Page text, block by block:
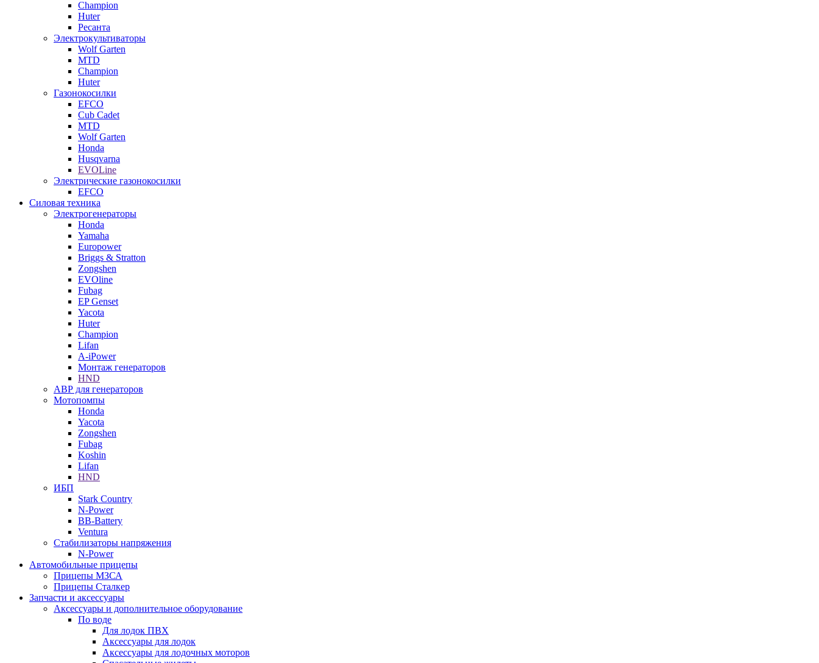
Champion
Huter
Ресанта
Электрокультиваторы
Wolf Garten
MTD
Champion
Huter
Газонокосилки
EFCO
Cub Cadet
MTD
Wolf Garten
Honda
Husqvarna
EVOLine
Электрические газонокосилки
EFCO
Силовая техника
Электрогенераторы
Honda
Yamaha
Europower
Briggs & Stratton
Zongshen
EVOline
Fubag
EP Genset
Yacota
Huter
Champion
Lifan
A-iPower
Монтаж генераторов
HND
АВР для генераторов
Мотопомпы
Honda
Yacota
Zongshen
Fubag
Koshin
Lifan
HND
ИБП
Stark Country
N-Power
BB-Battery
Ventura
Стабилизаторы напряжения
N-Power
Автомобильные прицепы
Прицепы МЗСА
Прицепы Сталкер
Запчасти и аксессуары
Аксессуары и дополнительное оборудование
По воде
Для лодок ПВХ
Аксессуары для лодок
Аксессуары для лодочных моторов